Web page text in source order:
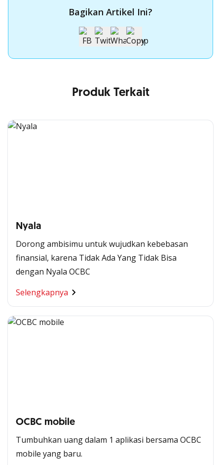
Bagikan Artikel Ini?
Produk Terkait
Nyala
Dorong ambisimu untuk wujudkan kebebasan
finansial, karena Tidak Ada Yang Tidak Bisa
dengan Nyala OCBC
Selengkapnya
OCBC mobile
Tumbuhkan uang dalam 1 aplikasi bersama OCBC
mobile yang baru.